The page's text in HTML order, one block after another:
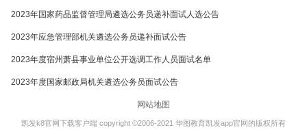
2023年国家药品监督管理局遴选公务员递补面试人选公告
2023年应急管理部机关遴选公务员递补面试公告
2023年度宿州萧县事业单位公开选调工作人员面试名单
2023年度国家邮政局机关遴选公务员面试公告
网站地图
凯发k8官网下载客户端 copyright ©2006-2021 华图教育凯发app官网的版权所有